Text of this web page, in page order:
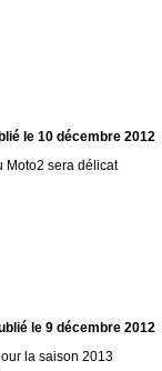
le 10 décembre 2012
Moto2 sera délicat
le 9 décembre 2012
la saison 2013